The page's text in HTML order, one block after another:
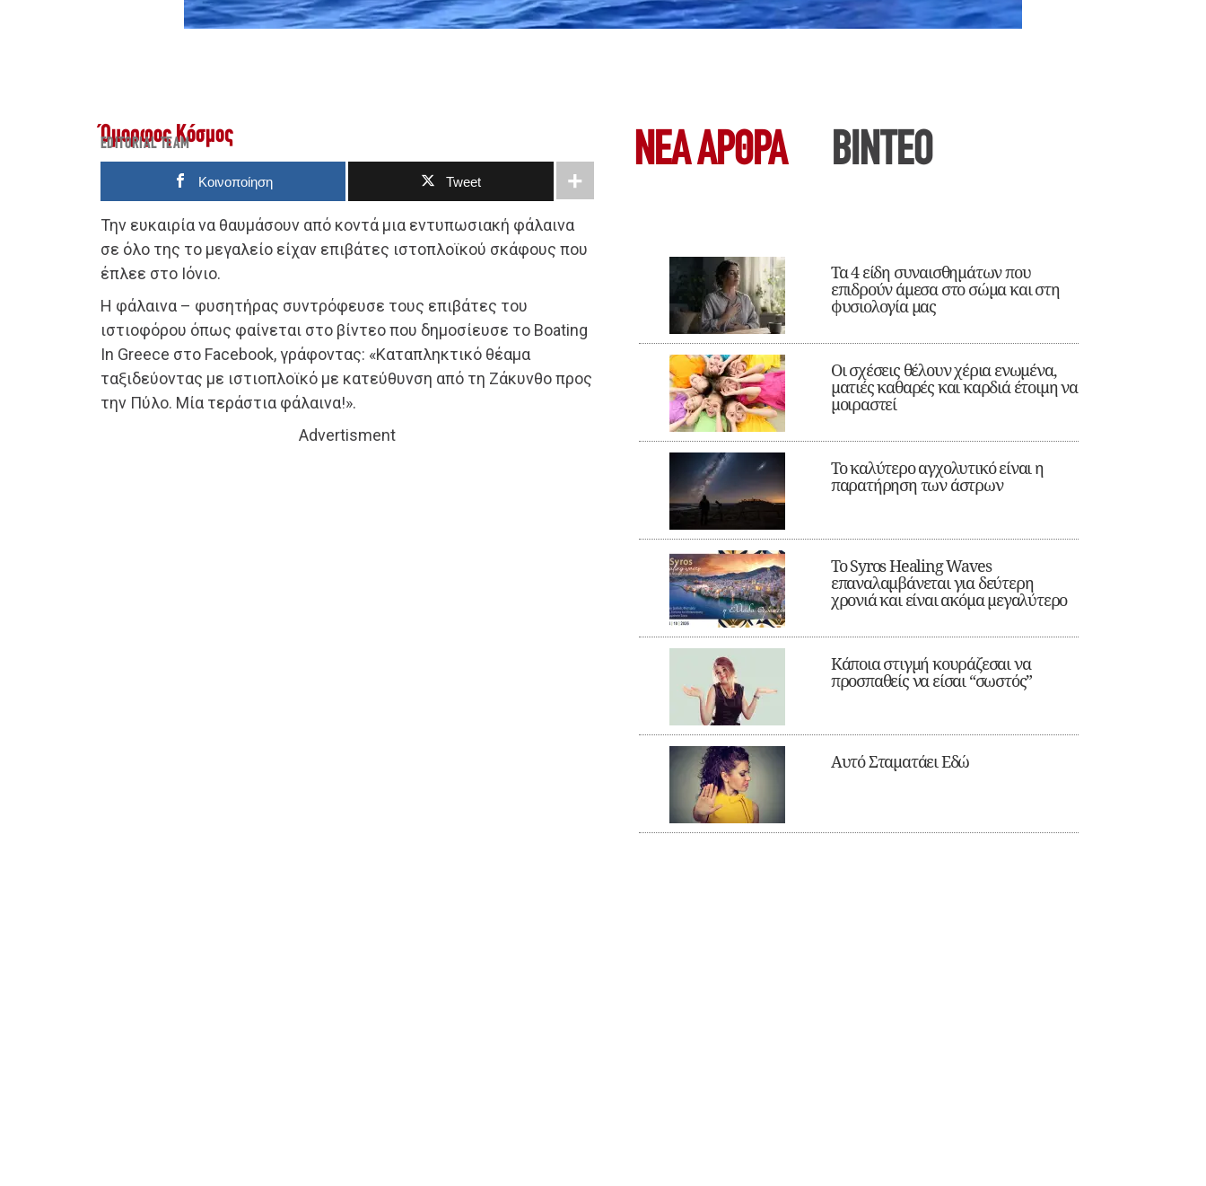
Όμορφος Κόσμος
EDITORIAL TEAM
Κοινοποίηση Tweet
Την ευκαιρία να θαυμάσουν από κοντά μια εντυπωσιακή φάλαινα
σε όλο της το μεγαλείο είχαν επιβάτες ιστοπλοϊκού σκάφους που
έπλεε στο Ιόνιο.
Η φάλαινα – φυσητήρας συντρόφευσε τους επιβάτες του
ιστιοφόρου όπως φαίνεται στο βίντεο που δημοσίευσε το Boating
In Greece στο Facebook, γράφοντας: «Καταπληκτικό θέαμα
ταξιδεύοντας με ιστιοπλοϊκό με κατεύθυνση από τη Ζάκυνθο προς
την Πύλο. Μία τεράστια φάλαινα!».
Advertisment
ΝΕΑ ΆΡΘΡΑ ΒΙΝΤΕΟ
Τα 4 είδη συναισθημάτων που
επιδρούν άμεσα στο σώμα και στη
φυσιολογία μας
Οι σχέσεις θέλουν χέρια ενωμένα,
ματιές καθαρές και καρδιά έτοιμη να
μοιραστεί
Το καλύτερο αγχολυτικό είναι η
παρατήρηση των άστρων
Το Syros Healing Waves
επαναλαμβάνεται για δεύτερη
χρονιά και είναι ακόμα μεγαλύτερο
Κάποια στιγμή κουράζεσαι να
προσπαθείς να είσαι “σωστός”
Αυτό Σταματάει Εδώ